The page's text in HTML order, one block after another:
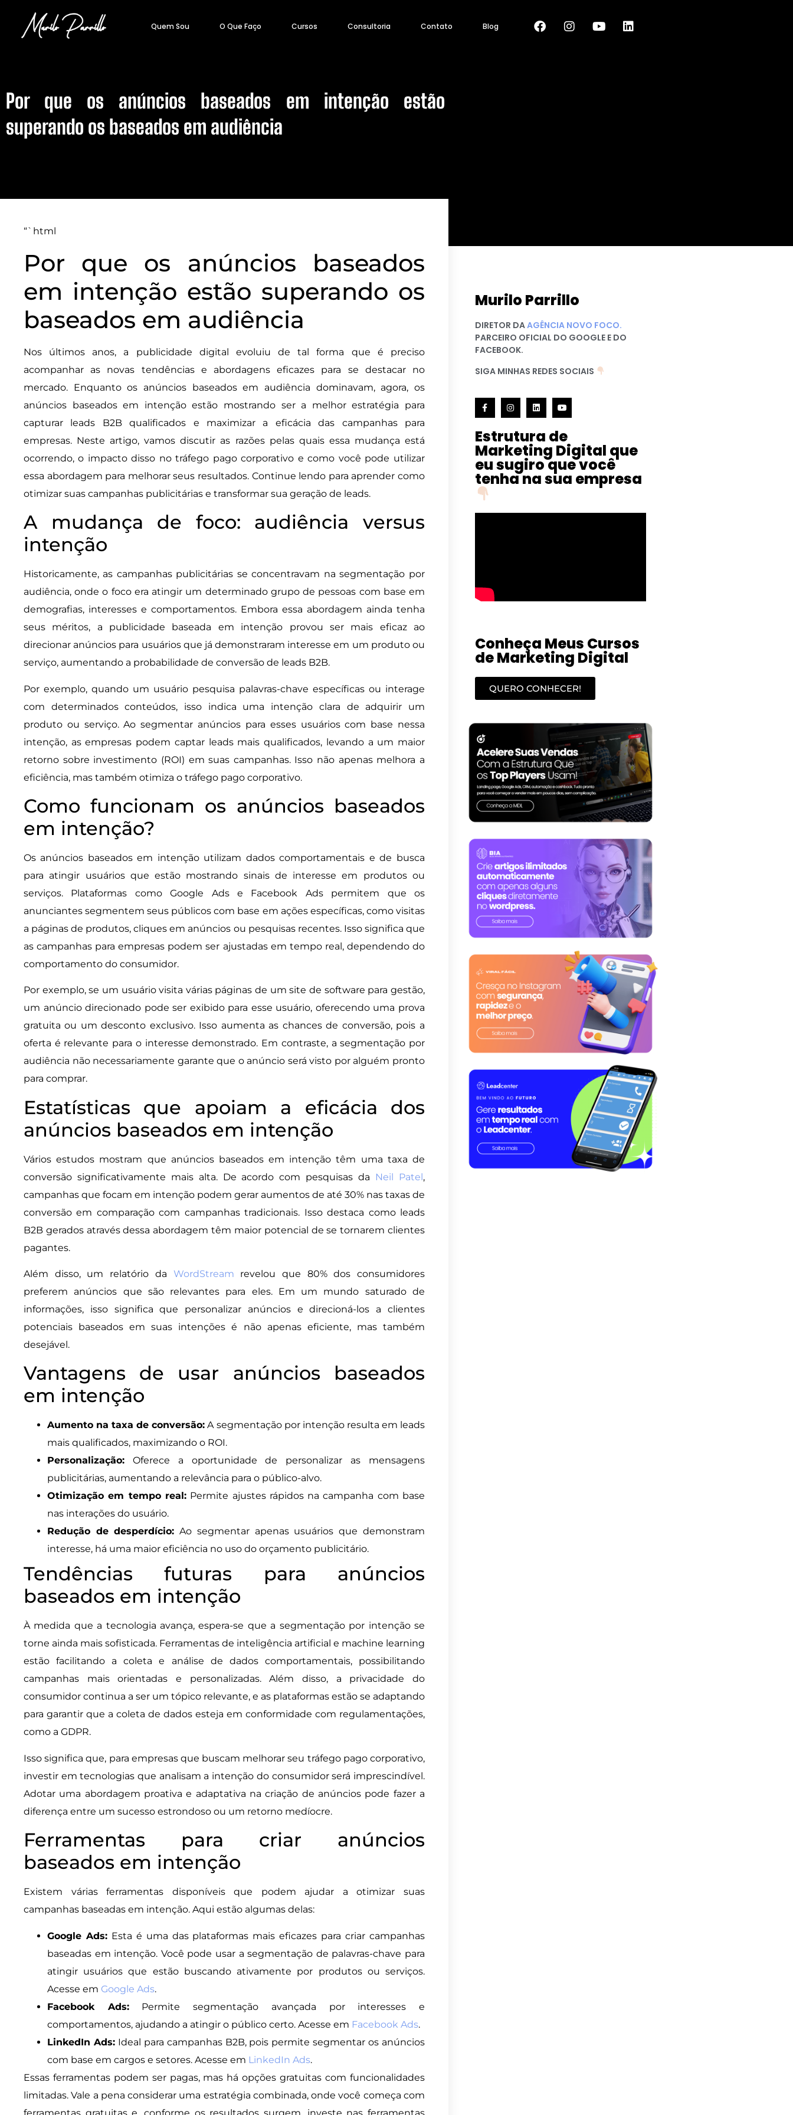
Quem Sou O Que Faço Cursos Consultoria Contato Blog
Por que os anúncios baseados em intenção estão
superando os baseados em audiência
“`html
Por que os anúncios baseados
em intenção estão superando os
baseados em audiência
Nos últimos anos, a publicidade digital evoluiu de tal forma que é preciso
acompanhar as novas tendências e abordagens eficazes para se destacar no
mercado. Enquanto os anúncios baseados em audiência dominavam, agora, os
anúncios baseados em intenção estão mostrando ser a melhor estratégia para
capturar leads B2B qualificados e maximizar a eficácia das campanhas para
empresas. Neste artigo, vamos discutir as razões pelas quais essa mudança está
ocorrendo, o impacto disso no tráfego pago corporativo e como você pode utilizar
essa abordagem para melhorar seus resultados. Continue lendo para aprender como
otimizar suas campanhas publicitárias e transformar sua geração de leads.
A mudança de foco: audiência versus
intenção
Historicamente, as campanhas publicitárias se concentravam na segmentação por
audiência, onde o foco era atingir um determinado grupo de pessoas com base em
demografias, interesses e comportamentos. Embora essa abordagem ainda tenha
seus méritos, a publicidade baseada em intenção provou ser mais eficaz ao
direcionar anúncios para usuários que já demonstraram interesse em um produto ou
serviço, aumentando a probabilidade de conversão de leads B2B.
Por exemplo, quando um usuário pesquisa palavras-chave específicas ou interage
com determinados conteúdos, isso indica uma intenção clara de adquirir um
produto ou serviço. Ao segmentar anúncios para esses usuários com base nessa
intenção, as empresas podem captar leads mais qualificados, levando a um maior
retorno sobre investimento (ROI) em suas campanhas. Isso não apenas melhora a
eficiência, mas também otimiza o tráfego pago corporativo.
Como funcionam os anúncios baseados
em intenção?
Os anúncios baseados em intenção utilizam dados comportamentais e de busca
para atingir usuários que estão mostrando sinais de interesse em produtos ou
serviços. Plataformas como Google Ads e Facebook Ads permitem que os
anunciantes segmentem seus públicos com base em ações específicas, como visitas
a páginas de produtos, cliques em anúncios ou pesquisas recentes. Isso significa que
as campanhas para empresas podem ser ajustadas em tempo real, dependendo do
comportamento do consumidor.
Por exemplo, se um usuário visita várias páginas de um site de software para gestão,
um anúncio direcionado pode ser exibido para esse usuário, oferecendo uma prova
gratuita ou um desconto exclusivo. Isso aumenta as chances de conversão, pois a
oferta é relevante para o interesse demonstrado. Em contraste, a segmentação por
audiência não necessariamente garante que o anúncio será visto por alguém pronto
para comprar.
Estatísticas que apoiam a eficácia dos
anúncios baseados em intenção
Vários estudos mostram que anúncios baseados em intenção têm uma taxa de
conversão significativamente mais alta. De acordo com pesquisas da
Neil Patel,
campanhas que focam em intenção podem gerar aumentos de até 30% nas taxas de
conversão em comparação com campanhas tradicionais. Isso destaca como leads
B2B gerados através dessa abordagem têm maior potencial de se tornarem clientes
pagantes.
Além disso, um relatório da WordStream revelou que 80% dos consumidores
preferem anúncios que são relevantes para eles. Em um mundo saturado de
informações, isso significa que personalizar anúncios e direcioná-los a clientes
potenciais baseados em suas intenções é não apenas eficiente, mas também
desejável.
Vantagens de usar anúncios baseados
em intenção
Aumento na taxa de conversão: A segmentação por intenção resulta em leads
mais qualificados, maximizando o ROI.
Personalização: Oferece a oportunidade de personalizar as mensagens
publicitárias, aumentando a relevância para o público-alvo.
Otimização em tempo real:Permite ajustes rápidos na campanha com base
nas interações do usuário.
Redução de desperdício: Ao segmentar apenas usuários que demonstram
interesse, há uma maior eficiência no uso do orçamento publicitário.
Tendências futuras para anúncios
baseados em intenção
À medida que a tecnologia avança, espera-se que a segmentação por intenção se
torne ainda mais sofisticada. Ferramentas de inteligência artificial e machine learning
estão facilitando a coleta e análise de dados comportamentais, possibilitando
campanhas mais orientadas e personalizadas. Além disso, a privacidade do
consumidor continua a ser um tópico relevante, e as plataformas estão se adaptando
para garantir que a coleta de dados esteja em conformidade com regulamentações,
como a GDPR.
Isso significa que, para empresas que buscam melhorar seu tráfego pago corporativo,
investir em tecnologias que analisam a intenção do consumidor será imprescindível.
Adotar uma abordagem proativa e adaptativa na criação de anúncios pode fazer a
diferença entre um sucesso estrondoso ou um retorno medíocre.
Ferramentas para criar anúncios
baseados em intenção
Existem várias ferramentas disponíveis que podem ajudar a otimizar suas
campanhas baseadas em intenção. Aqui estão algumas delas:
Google Ads:Esta é uma das plataformas mais eficazes para criar campanhas
baseadas em intenção. Você pode usar a segmentação de palavras-chave para
atingir usuários que estão buscando ativamente por produtos ou serviços.
Acesse em Google Ads.
Facebook Ads:Permite segmentação avançada por interesses e
comportamentos, ajudando a atingir o público certo. Acesse em Facebook Ads.
LinkedIn Ads:Ideal para campanhas B2B, pois permite segmentar os anúncios
com base em cargos e setores. Acesse em LinkedIn Ads.
Essas ferramentas podem ser pagas, mas há opções gratuitas com funcionalidades
limitadas. Vale a pena considerar uma estratégia combinada, onde você começa com
ferramentas gratuitas e, conforme os resultados surgem, investe nas ferramentas
Murilo Parrillo
DIRETOR DAAGÊNCIA NOVO FOCO.
PARCEIRO OFICIAL DO GOOGLE E DO
FACEBOOK.
SIGA MINHAS REDES SOCIAIS
Estrutura de
Marketing Digital que
eu sugiro que você
tenha na sua empresa
Conheça Meus Cursos
de Marketing Digital
QUERO CONHECER!